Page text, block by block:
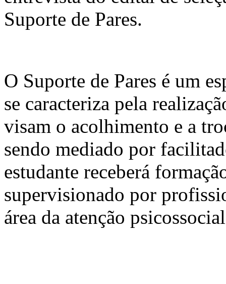
Suporte de Pares.
O Suporte de Pares é um
se caracteriza pela
visam o acolhimento e a
sendo mediado por
estudante receberá
supervisionado por
área da atenção